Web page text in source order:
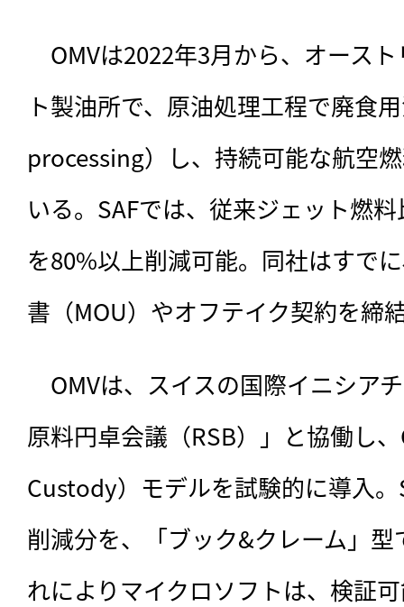
OMVは2022年3月から、 オース
ト製油所で、原油処理工程で廃食
processing）し、持続可能な航空
いる。SAFでは、従来ジェット燃
を80%以上削減可能。同社はすで
書（MOU）やオフテイク契約を締
OMVは、スイスの国際イニシア
原料円卓会議（RSB）」と協働し
Custody）モデルを試験的に導入
削減分を、「ブック&クレーム」
れによりマイクロソフトは、検証